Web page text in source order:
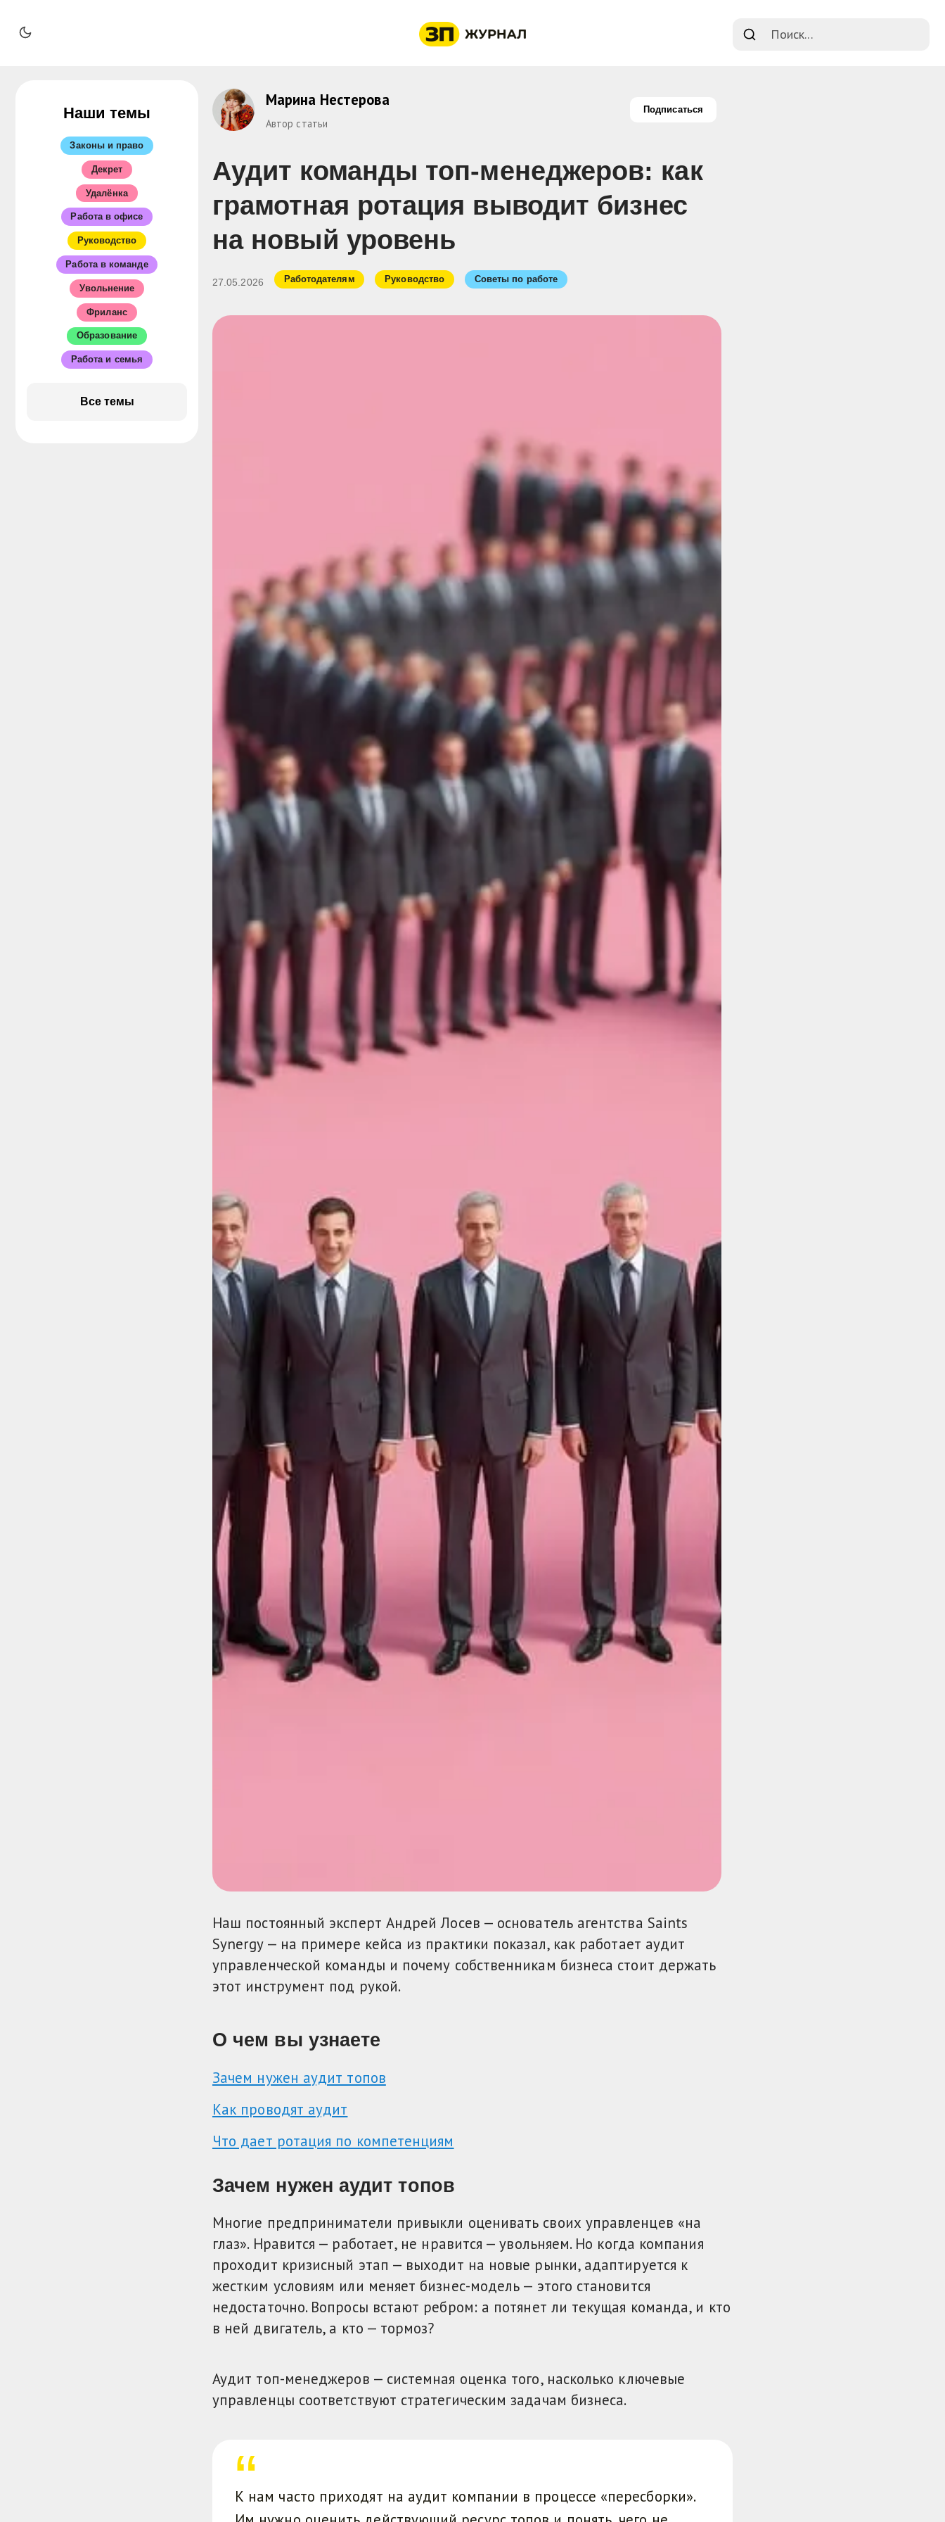
Поиск...
Марина Нестерова
Автор статьи
Подписаться
Аудит команды топ-менеджеров: как
грамотная ротация выводит бизнес
на новый уровень
27.05.2026 Работодателям Руководство Советы по работе
Наш постоянный эксперт Андрей Лосев — основатель агентства Saints
Synergy — на примере кейса из практики показал, как работает аудит
управленческой команды и почему собственникам бизнеса стоит держать
этот инструмент под рукой.
О чем вы узнаете
Зачем нужен аудит топов
Как проводят аудит
Что дает ротация по компетенциям
Зачем нужен аудит топов
Многие предприниматели привыкли оценивать своих управленцев «на
глаз». Нравится — работает, не нравится — увольняем. Но когда компания
проходит кризисный этап — выходит на новые рынки, адаптируется к
жестким условиям или меняет бизнес-модель — этого становится
недостаточно. Вопросы встают ребром: а потянет ли текущая команда, и кто
в ней двигатель, а кто — тормоз?
Аудит топ-менеджеров — системная оценка того, насколько ключевые
управленцы соответствуют стратегическим задачам бизнеса.
К нам часто приходят на аудит компании в процессе «пересборки».
Наши темы
Законы и право
Декрет
Удалёнка
Работа в офисе
Руководство
Работа в команде
Увольнение
Фриланс
Образование
Работа и семья
Отдых и развлечения
Все темы